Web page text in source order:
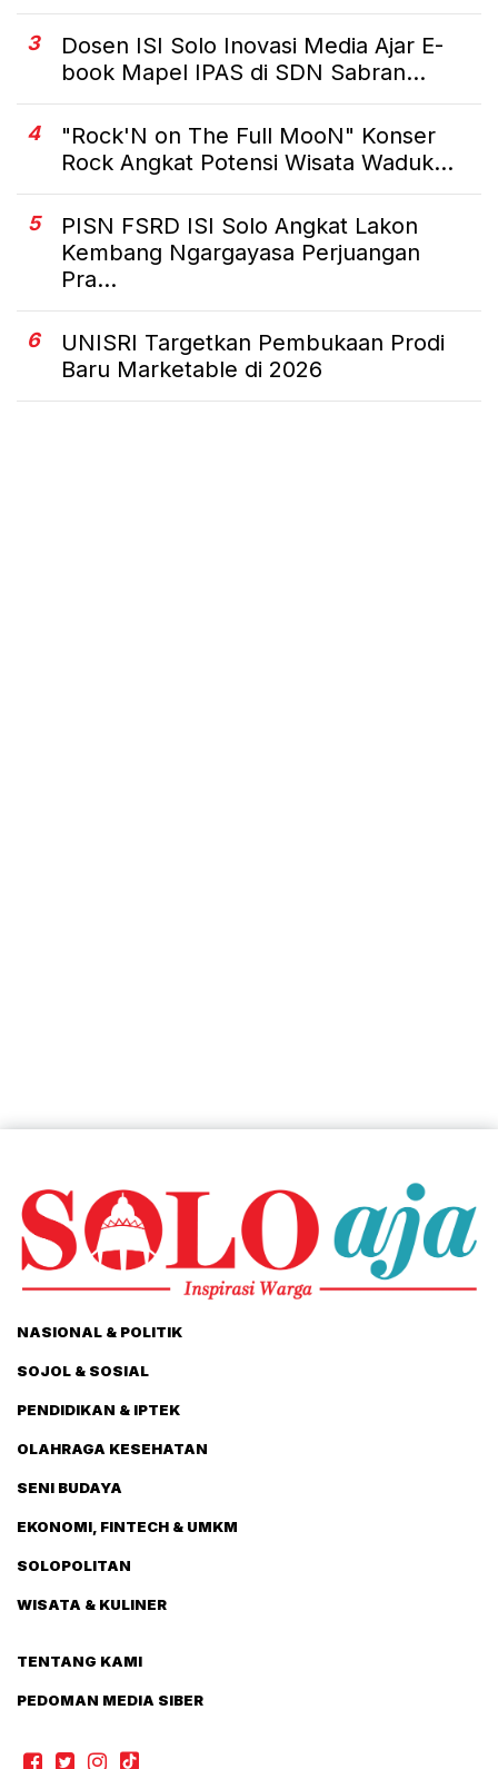
3
Dosen ISI Solo Inovasi Media Ajar E-
book Mapel IPAS di SDN Sabran...
4
"Rock'N on The Full MooN" Konser
Rock Angkat Potensi Wisata Waduk...
5
PISN FSRD ISI Solo Angkat Lakon
Kembang Ngargayasa Perjuangan
Pra...
6
UNISRI Targetkan Pembukaan Prodi
Baru Marketable di 2026
NASIONAL & POLITIK
SOJOL & SOSIAL
PENDIDIKAN & IPTEK
OLAHRAGA KESEHATAN
SENI BUDAYA
EKONOMI, FINTECH & UMKM
SOLOPOLITAN
WISATA & KULINER
TENTANG KAMI
PEDOMAN MEDIA SIBER